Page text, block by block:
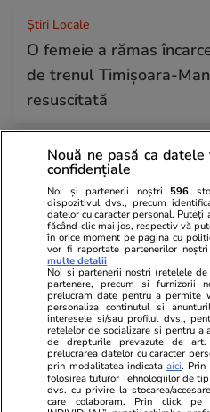
Știri Locale
O femeie a rămas
de trenul Timișoara-
resuscitată
Tehnologie
Șocul cibernetic
„scăpat din laborator”
platforme, nu doar
Știri Externe
Anthony Fauci a
răspundă la întrebările
Citește
Nouă ne pasă ca
confidențiale
Noi și partenerii noștri 596
dispozitivul dvs., precum
datelor cu caracter personal.
făcând clic mai jos, respectiv vă
în orice moment pe pagina cu
vor fi raportate partenerilor
multe detalii
Noi si partenerii nostri (retelele
partenere, precum si furnizorii
prelucram date pentru a permite
personaliza continutul si
interesele si/sau profilul dvs.,
retelelor de socializare si pentru a
de drepturile prevazute de
prelucrarea datelor cu caracter
prin modalitatea indicataaici. Prin
folosirea tuturor Tehnologiilor de
dvs. cu privire la stocarea/
care colaboram. Prin click pe